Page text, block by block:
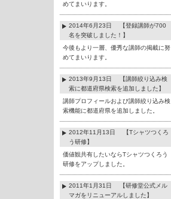
めてまいります。
2014年6月23日 【登録講師が700
名を突破しました！】
今後もより一層、優秀な講師の掲載に努
めてまいります。
2013年9月13日 【講師絞り込み検
索に都道府県検索を追加しました】
講師プロフィールおよび講師絞り込み検
索機能に都道府県を追加しました。
2012年11月13日 【Tシャツつくろ
う研修】
価値観共有したいならTシャツつくろう
研修をアップしました。
2011年1月31日 【研修堂公式メル
マガをリニューアルしました】